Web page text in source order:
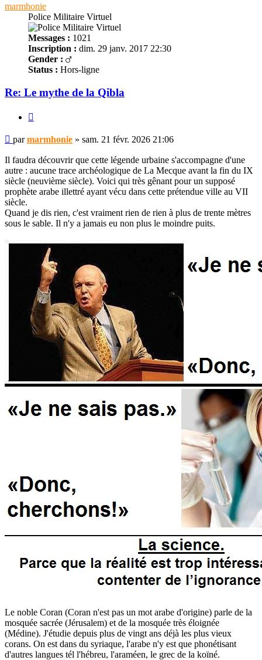
marmhonie
Police Militaire Virtuel
Messages : 1021
Inscription : dim. 29 janv. 2017 22:30
Gender :
Status : Hors-ligne
Re: Le mythe de la Qibla
Message
non
lu
parmarmhonie » sam. 21 févr. 2026 21:06
Il faudra découvrir que cette légende urbaine s'accompagne d'une
autre : aucune trace archéologique de La Mecque avant la fin du IX
siècle (neuvième siècle). Voici qui très gênant pour un supposé
prophète arabe illettré ayant vécu dans cette prétendue ville au VII
siècle.
Quand je dis rien, c'est vraiment rien de rien à plus de trente mètres
sous le sable. Il n'y a jamais eu non plus le moindre puits.
Le noble Coran (Coran n'est pas un mot arabe d'origine) parle de la
mosquée sacrée (Jérusalem) et de la mosquée très éloignée
(Médine). J'étudie depuis plus de vingt ans déjà les plus vieux
corans. On est dans du syriaque, l'arabe n'y est que phonétisant
d'autres langues tél l'hébreu, l'araméen, le grec de la koïné.